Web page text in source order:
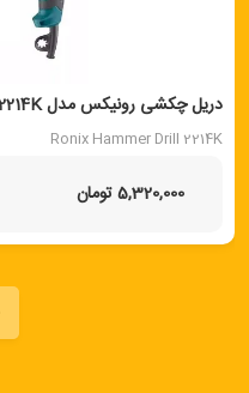
دریل چکشی رونیکس مدل 2214K
Ronix Hammer Drill 2214K
5,320,000 تومان